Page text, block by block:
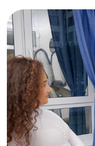
выслушать тебя,
и помочь
Мы уважаем твои
🙏🏼